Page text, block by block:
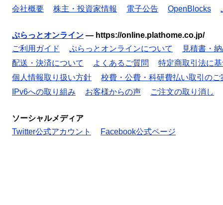
会社概要
株主・投資家情報 電子公告 OpenBlocks
ぷらっとオンライン — https://online.plathome.co.jp/
ご利用ガイド
ぷらっとオンラインについて
見積書・
配送・決済について
よくあるご質問
特定商取引法に
個人情報取り扱い方針
校費・公費・科研費払い取引のご
IPv6への取り組み
お客様からの声 ご注文の取り消し
ソーシャルメディア
Twitter公式アカウント
Facebook公式ページ